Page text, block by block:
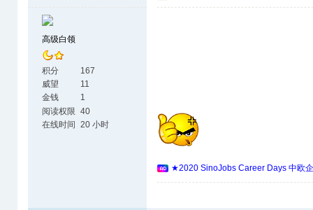
高级白领
积分
167
威望
11
金钱
1
阅读权限 40
在线时间 20 小时
★2020 SinoJobs Career Days 中欧